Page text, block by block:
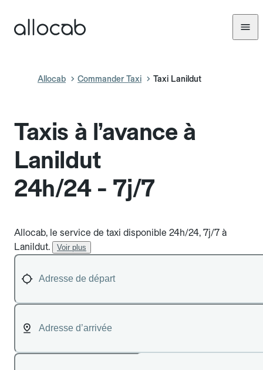
Allocab Commander Taxi Taxi Lanildut
Taxis à l’avance à
Lanildut
24h/24 - 7j/7
Allocab, le service de taxi disponible 24h/24, 7j/7 à
Lanildut.
Voir plus